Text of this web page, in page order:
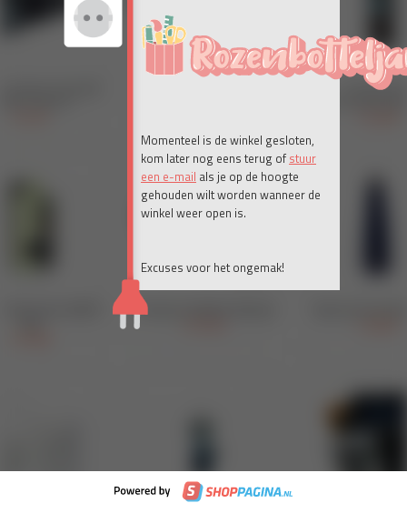
Momenteel is de winkel gesloten,
kom later nog eens terug of stuur
een e-mail als je op de hoogte
gehouden wilt worden wanneer de
winkel weer open is.
Excuses voor het ongemak!